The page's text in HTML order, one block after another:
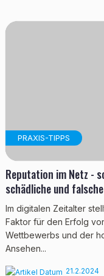
PRAXIS-TIPPS
Reputation im Netz -
schädliche und
Im digitalen Zeitalter
Faktor für den Erfolg
Wettbewerbs und der
Ansehen...
21.2.2024